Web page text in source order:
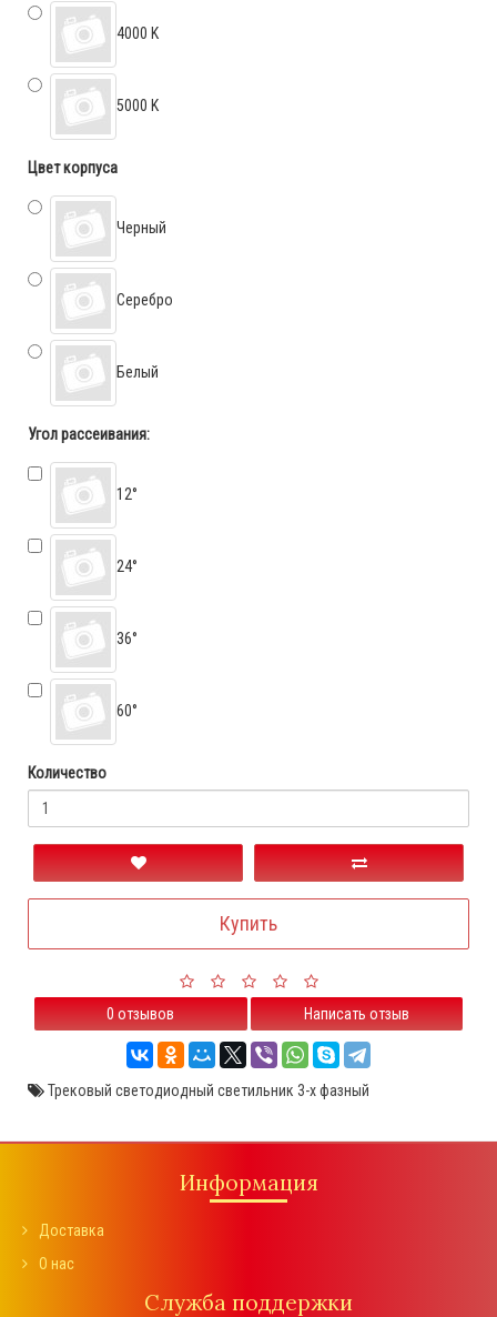
4000 K
5000 K
Цвет корпуса
Черный
Серебро
Белый
Угол рассеивания:
12°
24°
36°
60°
Количество
Купить
0 отзывов Написать отзыв
Трековый светодиодный светильник 3-х фазный
Информация
Доставка
О нас
Служба поддержки